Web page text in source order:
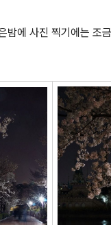
밤에 사진 찍기에는 조